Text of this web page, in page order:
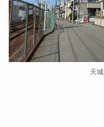
天